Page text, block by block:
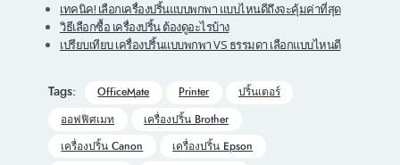
เทคนิค! เลือกเครื่องปริ้นแบบพกพา แบบไหนดีถึงจะคุ้มค่าที่สุด
วิธีเลือกซื้อ เครื่องปริ้น ต้องดูอะไรบ้าง
เปรียบเทียบ เครื่องปริ้นแบบพกพา VS ธรรมดา เลือกแบบไหนดี
Tags: OfficeMate Printer
ปริ้นเตอร์
ออฟฟิศเมท
เครื่องปริ้น Brother
เครื่องปริ้น Canon
เครื่องปริ้น Epson